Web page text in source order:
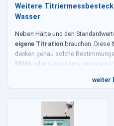
Weitere
Wasser
Neben Härte und den
eigene Titration brauchen. Diese
decken genau solche
DEHA oder Kieselsäure, wie sie
Ausgewertet wird per
Wasserhärte-Titriermessbestecke
kolorimetrischen Messbestecke
weiter